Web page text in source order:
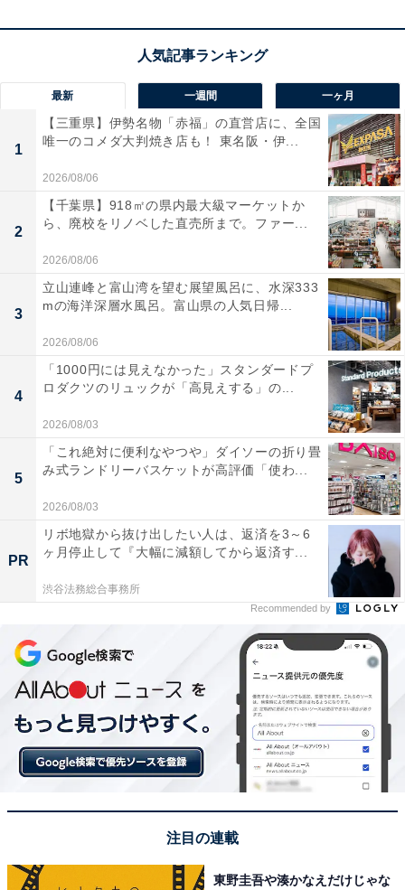
同時に充電できます。合計最大50Wの高出力に対応し、
2つのUSB-Cポートを同時に使えば30Wと20Wでスマホ
やタブレットを急速充電可能です。約102gと軽量コンパ
クトでプラグも折りたためるため、デスクの配線や持ち
ユーザーからは「これ1台でデスクが片付く」「旅行が
身軽になった」と大好評。一方で、「4台同時だと充電
速度が落ちる」という声もあります。複数のガジェット
をすっきりまとめて一括管理したい人は、購入を検討し
てみてもよいかもしれません。
【今日チェックしたい】Anker の人気商品5選
Anker 「B2348」
最新 一週間 一ヶ月
1
【三重県】伊勢名物「赤福」の直営店に、全国
唯一のコメダ大判焼き店も！ 東名阪・伊...
2026/08/06
2
【千葉県】918㎡の県内最大級マーケットか
ら、廃校をリノベした直売所まで。ファー...
2026/08/06
3
立山連峰と富山湾を望む展望風呂に、水深333
mの海洋深層水風呂。富山県の人気日帰...
2026/08/06
4
「1000円には見えなかった」スタンダードプ
ロダクツのリュックが「高見えする」の...
2026/08/03
5
「これ絶対に便利なやつや」ダイソーの折り畳
み式ランドリーバスケットが高評価「使わ...
2026/08/03
PR
リボ地獄から抜け出したい人は、返済を3～6
ヶ月停止して『大幅に減額してから返済す...
渋谷法務総合事務所
Recommended by
注目の連載
東野圭吾や湊かなえだけじゃな